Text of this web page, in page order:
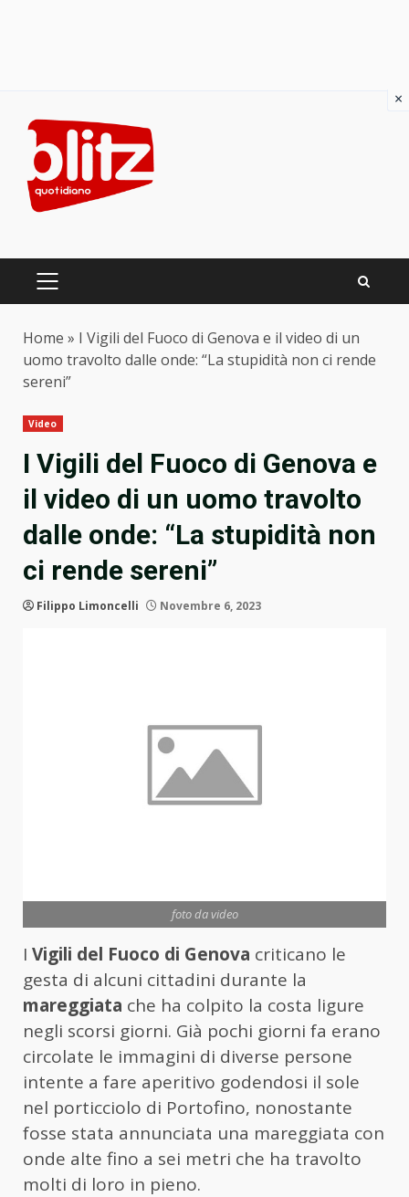
content
PRIMARY
Home » I Vigili del Fuoco di Genova e il video di un
uomo travolto dalle onde: “La stupidità non ci rende
sereni”
Video
I Vigili del Fuoco di Genova e
il video di un uomo travolto
dalle onde: “La stupidità non
ci rende sereni”
Filippo Limoncelli Novembre 6, 2023
foto da video
I Vigili del Fuoco di Genova criticano le
gesta di alcuni cittadini durante la
mareggiata che ha colpito la costa ligure
negli scorsi giorni. Già pochi giorni fa erano
circolate le immagini di diverse persone
intente a fare aperitivo godendosi il sole
nel porticciolo di Portofino, nonostante
fosse stata annunciata una mareggiata con
onde alte fino a sei metri che ha travolto
molti di loro in pieno.
×